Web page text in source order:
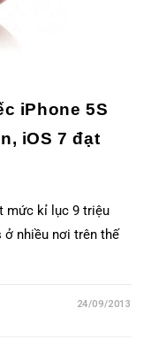
iPhone 5S
iOS 7 đạt
mức kỉ lục 9 triệu
ở nhiều nơi trên thế
24/09/2013